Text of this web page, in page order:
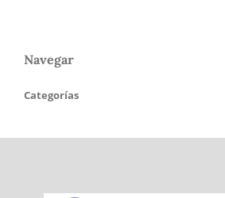
Navegar
Categorías